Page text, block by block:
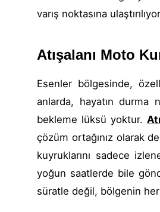
varış noktasına
Atışalanı Moto
Esenler bölgesinde,
anlarda, hayatın durma
bekleme lüksü yoktur.
çözüm ortağınız olarak
kuyruklarını sadece
yoğun saatlerde bile
süratle değil, bölgenin